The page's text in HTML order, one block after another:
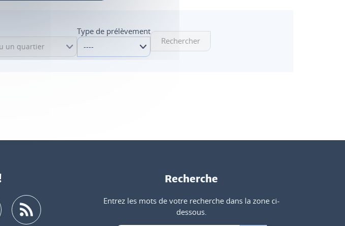
Type de prélèvement
Rechercher
Recherche
Entrez les mots de votre recherche dans la zone ci-
dessous.